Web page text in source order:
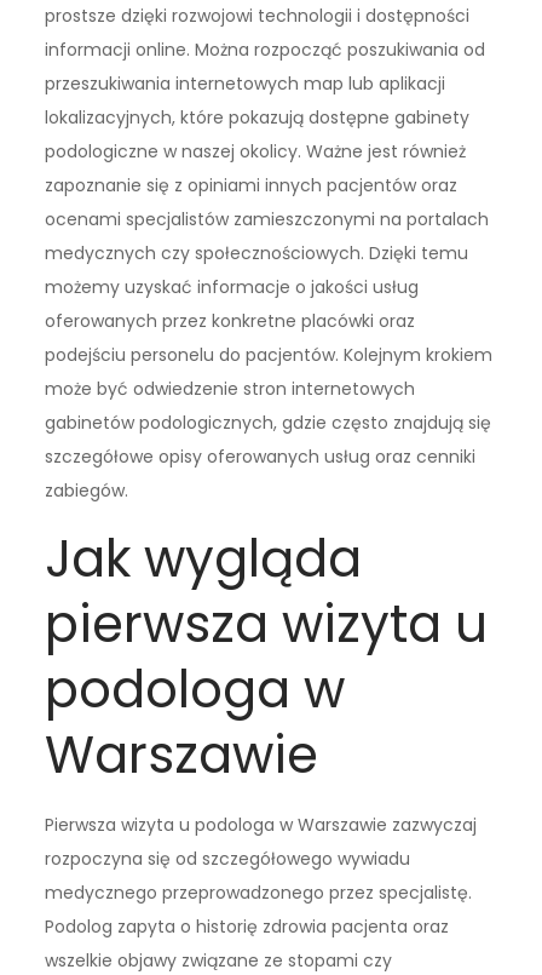
prostsze dzięki rozwojowi technologii i dostępności
informacji online. Można rozpocząć poszukiwania od
przeszukiwania internetowych map lub aplikacji
lokalizacyjnych, które pokazują dostępne gabinety
podologiczne w naszej okolicy. Ważne jest również
zapoznanie się z opiniami innych pacjentów oraz
ocenami specjalistów zamieszczonymi na portalach
medycznych czy społecznościowych. Dzięki temu
możemy uzyskać informacje o jakości usług
oferowanych przez konkretne placówki oraz
podejściu personelu do pacjentów. Kolejnym krokiem
może być odwiedzenie stron internetowych
gabinetów podologicznych, gdzie często znajdują się
szczegółowe opisy oferowanych usług oraz cenniki
zabiegów.
Jak wygląda
pierwsza wizyta u
podologa w
Warszawie
Pierwsza wizyta u podologa w Warszawie zazwyczaj
rozpoczyna się od szczegółowego wywiadu
medycznego przeprowadzonego przez specjalistę.
Podolog zapyta o historię zdrowia pacjenta oraz
wszelkie objawy związane ze stopami czy